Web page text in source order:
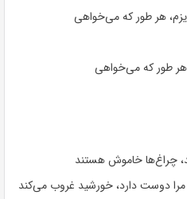
هر طور که می‌خواهی
هر طور که می‌خواهی
چراغ‌ها خاموش هستند
دوست دارد، خورشید غروب می‌کند